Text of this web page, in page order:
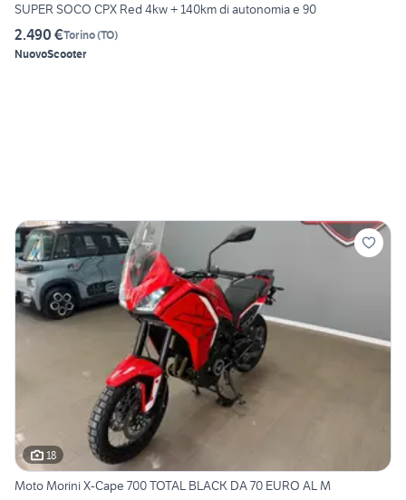
SUPER SOCO CPX Red 4kw + 140km di autonomia e 90
2.490 €Torino(TO)
NuovoScooter
18
Moto Morini X-Cape 700 TOTAL BLACK DA 70 EURO AL M